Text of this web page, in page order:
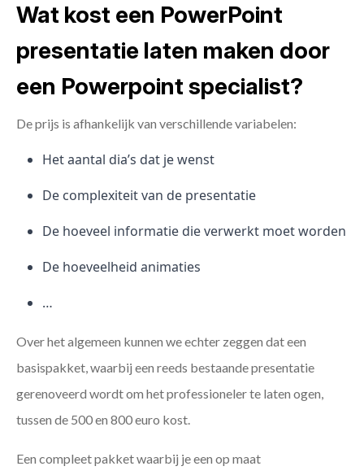
Wat kost een PowerPoint
presentatie laten maken door
een Powerpoint specialist?
De prijs is afhankelijk van verschillende variabelen:
Het aantal dia’s dat je wenst
De complexiteit van de presentatie
De hoeveel informatie die verwerkt moet worden
De hoeveelheid animaties
…
Over het algemeen kunnen we echter zeggen dat een
basispakket, waarbij een reeds bestaande presentatie
gerenoveerd wordt om het professioneler te laten ogen,
tussen de 500 en 800 euro kost.
Een compleet pakket waarbij je een op maat